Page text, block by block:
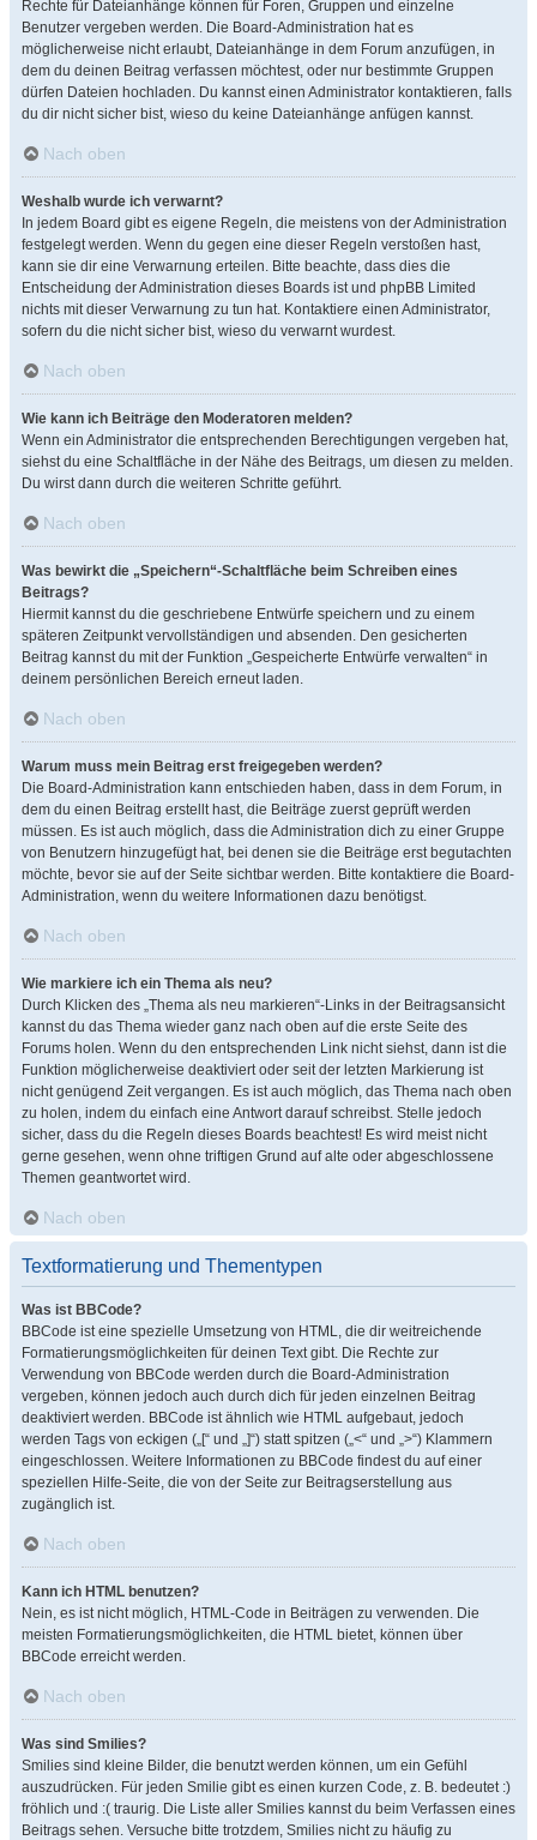
Rechte für Dateianhänge können für Foren, Gruppen und einzelne
Benutzer vergeben werden. Die Board-Administration hat es
möglicherweise nicht erlaubt, Dateianhänge in dem Forum anzufügen, in
dem du deinen Beitrag verfassen möchtest, oder nur bestimmte Gruppen
dürfen Dateien hochladen. Du kannst einen Administrator kontaktieren, falls
du dir nicht sicher bist, wieso du keine Dateianhänge anfügen kannst.
Nach oben
Weshalb wurde ich verwarnt?
In jedem Board gibt es eigene Regeln, die meistens von der Administration
festgelegt werden. Wenn du gegen eine dieser Regeln verstoßen hast,
kann sie dir eine Verwarnung erteilen. Bitte beachte, dass dies die
Entscheidung der Administration dieses Boards ist und phpBB Limited
nichts mit dieser Verwarnung zu tun hat. Kontaktiere einen Administrator,
sofern du die nicht sicher bist, wieso du verwarnt wurdest.
Nach oben
Wie kann ich Beiträge den Moderatoren melden?
Wenn ein Administrator die entsprechenden Berechtigungen vergeben hat,
siehst du eine Schaltfläche in der Nähe des Beitrags, um diesen zu melden.
Du wirst dann durch die weiteren Schritte geführt.
Nach oben
Was bewirkt die „Speichern“-Schaltfläche beim Schreiben eines
Beitrags?
Hiermit kannst du die geschriebene Entwürfe speichern und zu einem
späteren Zeitpunkt vervollständigen und absenden. Den gesicherten
Beitrag kannst du mit der Funktion „Gespeicherte Entwürfe verwalten“ in
deinem persönlichen Bereich erneut laden.
Nach oben
Warum muss mein Beitrag erst freigegeben werden?
Die Board-Administration kann entschieden haben, dass in dem Forum, in
dem du einen Beitrag erstellt hast, die Beiträge zuerst geprüft werden
müssen. Es ist auch möglich, dass die Administration dich zu einer Gruppe
von Benutzern hinzugefügt hat, bei denen sie die Beiträge erst begutachten
möchte, bevor sie auf der Seite sichtbar werden. Bitte kontaktiere die Board-
Administration, wenn du weitere Informationen dazu benötigst.
Nach oben
Wie markiere ich ein Thema als neu?
Durch Klicken des „Thema als neu markieren“-Links in der Beitragsansicht
kannst du das Thema wieder ganz nach oben auf die erste Seite des
Forums holen. Wenn du den entsprechenden Link nicht siehst, dann ist die
Funktion möglicherweise deaktiviert oder seit der letzten Markierung ist
nicht genügend Zeit vergangen. Es ist auch möglich, das Thema nach oben
zu holen, indem du einfach eine Antwort darauf schreibst. Stelle jedoch
sicher, dass du die Regeln dieses Boards beachtest! Es wird meist nicht
gerne gesehen, wenn ohne triftigen Grund auf alte oder abgeschlossene
Themen geantwortet wird.
Nach oben
Textformatierung und Thementypen
Was ist BBCode?
BBCode ist eine spezielle Umsetzung von HTML, die dir weitreichende
Formatierungsmöglichkeiten für deinen Text gibt. Die Rechte zur
Verwendung von BBCode werden durch die Board-Administration
vergeben, können jedoch auch durch dich für jeden einzelnen Beitrag
deaktiviert werden. BBCode ist ähnlich wie HTML aufgebaut, jedoch
werden Tags von eckigen („[“ und „]“) statt spitzen („<“ und „>“) Klammern
eingeschlossen. Weitere Informationen zu BBCode findest du auf einer
speziellen Hilfe-Seite, die von der Seite zur Beitragserstellung aus
zugänglich ist.
Nach oben
Kann ich HTML benutzen?
Nein, es ist nicht möglich, HTML-Code in Beiträgen zu verwenden. Die
meisten Formatierungsmöglichkeiten, die HTML bietet, können über
BBCode erreicht werden.
Nach oben
Was sind Smilies?
Smilies sind kleine Bilder, die benutzt werden können, um ein Gefühl
auszudrücken. Für jeden Smilie gibt es einen kurzen Code, z. B. bedeutet :)
fröhlich und :( traurig. Die Liste aller Smilies kannst du beim Verfassen eines
Beitrags sehen. Versuche bitte trotzdem, Smilies nicht zu häufig zu